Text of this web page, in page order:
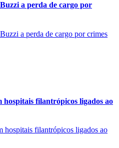
a perda de cargo por
filantrópicos ligados ao